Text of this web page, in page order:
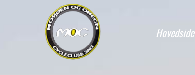
Hovedside